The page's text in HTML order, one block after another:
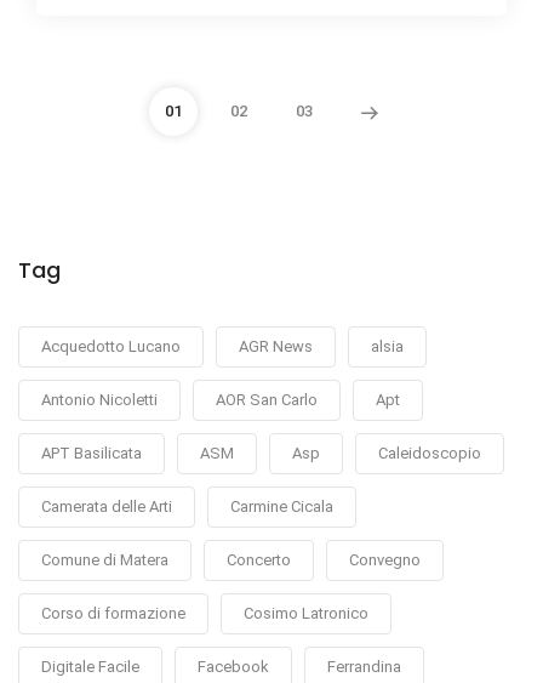
01 02 03
Tag
Acquedotto Lucano AGR News alsia
Antonio Nicoletti AOR San Carlo Apt
APT Basilicata ASM Asp Caleidoscopio
Camerata delle Arti Carmine Cicala
Comune di Matera Concerto Convegno
Corso di formazione Cosimo Latronico
Digitale Facile Facebook Ferrandina